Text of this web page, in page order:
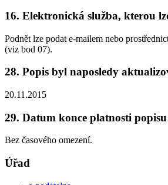
16. Elektronická služba, kterou
Podnět lze podat e-mailem nebo
(viz bod 07).
28. Popis byl naposledy
20.11.2015
29. Datum konce platnosti popisu
Bez časového omezení.
Úřad